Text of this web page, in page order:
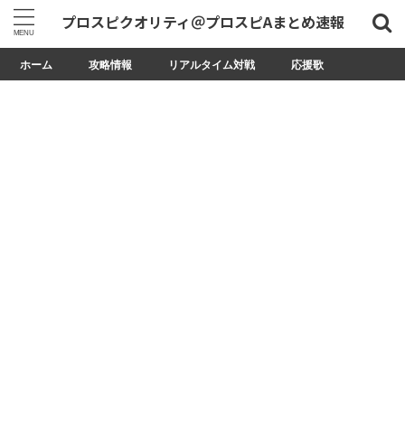
プロスピクオリティ＠プロスピAまとめ速報
ホーム 攻略情報 リアルタイム対戦 応援歌